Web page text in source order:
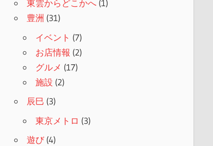
東雲からどこかへ(1)
豊洲 (31)
イベント (7)
お店情報 (2)
グルメ (17)
施設 (2)
辰巳 (3)
東京メトロ (3)
遊び(4)